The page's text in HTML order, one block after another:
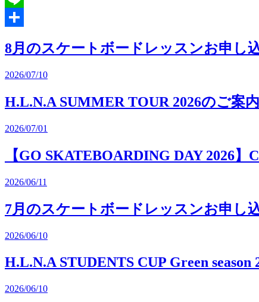
Line
有
8月のスケートボードレッスンお申し込
2026/07/10
H.L.N.A SUMMER TOUR 2026のご案内
2026/07/01
【GO SKATEBOARDING DAY 2026
2026/06/11
7月のスケートボードレッスンお申し
2026/06/10
H.L.N.A STUDENTS CUP Green
2026/06/10